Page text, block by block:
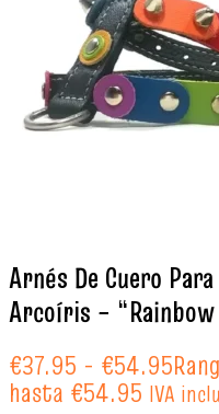
Arnés De Cuero
Arcoíris –
€37.95 - €54.95
hasta €54.95 IVA